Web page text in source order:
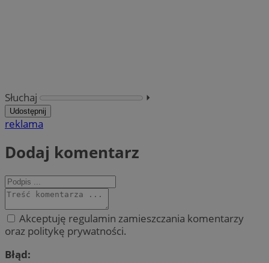
Słuchaj ⏵︎
Udostępnij
reklama
Dodaj komentarz
Akceptuję regulamin zamieszczania komentarzy
oraz politykę prywatności.
Błąd: